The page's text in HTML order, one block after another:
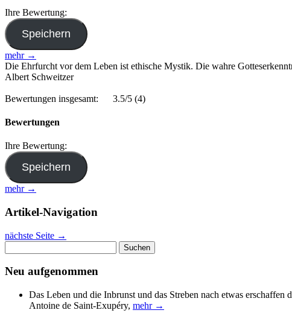
Ihre Bewertung:
mehr →
Die Ehrfurcht vor dem Leben ist ethische Mystik. Die wahre
Albert Schweitzer
Bewertungen insgesamt: 3.5/5 (4)
Bewertungen
Ihre Bewertung:
mehr →
Artikel-Navigation
nächste Seite →
nach:
Neu aufgenommen
Das Leben und die Inbrunst und das Streben nach etwas
Antoine de Saint-Exupéry, mehr →